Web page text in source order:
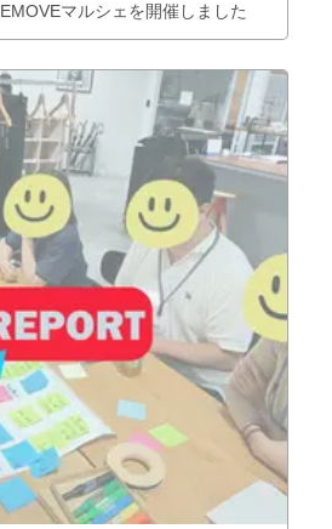
マルシェを開催しました